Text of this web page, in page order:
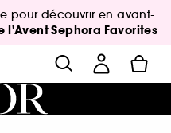
pour découvrir en avant-
l'Avent Sephora Favorites